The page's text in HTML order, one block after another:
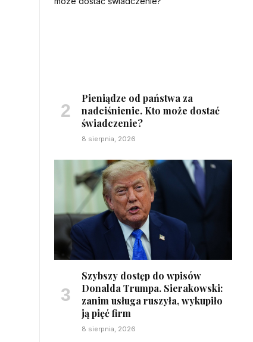
Pieniądze od państwa za
nadciśnienie. Kto może dostać
świadczenie?
8 sierpnia, 2026
Szybszy dostęp do wpisów
Donalda Trumpa. Sierakowski:
zanim usługa ruszyła, wykupiło
ją pięć firm
8 sierpnia, 2026